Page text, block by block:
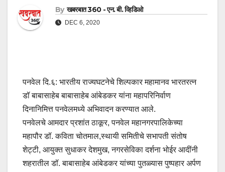
By खबरबात 360 - एन. बी. व्हिडिओ
DEC 6, 2020
पनवेल दि.६: भारतीय राज्यघटनेचे शिल्पकार महामानव भारतरत्न
डॉ बाबासाहेब बाबासाहेब आंबेडकर यांना महापरिनिर्वाण
दिनानिमित्त पनवेलमध्ये अभिवादन करण्यात आले.
पनवेलचे आमदार प्रशांत ठाकूर, पनवेल महानगरपालिकेच्या
महापौर डॉ. कविता चोतमाल,स्थायी समितीचे सभापती संतोष
शेट्टी, आयुक्त सुधाकर देशमुख, नगरसेविका दर्शना भोईर आदींनी
शहरातील डॉ. बाबासाहेब आंबेडकर यांच्या पुतळ्यास पुष्पहार अर्पण